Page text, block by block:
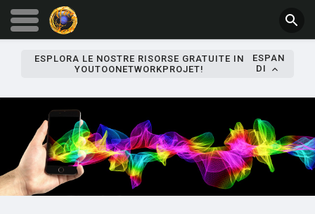
ESPLORA LE NOSTRE RISORSE GRATUITE IN
YOUTOONETWORKPROJET!
ESPAN
DI